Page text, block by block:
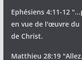
Ephésiens 4:11-12
en vue de l'œuvre
de Christ.
Matthieu 28:19